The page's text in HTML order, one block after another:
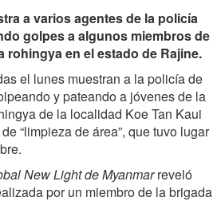
a varios agentes de la policía
golpes a algunos miembros de
rohingya en el estado de Rajine.
el lunes muestran a la policía de
y pateando a jóvenes de la
de la localidad Koe Tan Kaui
“limpieza de área”, que tuvo lugar
New Light de Myanmarreveló
por un miembro de la brigada